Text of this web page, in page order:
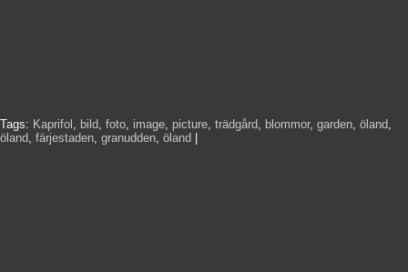
Tags: Kaprifol , bild, foto, image, picture, trädgård, blommor, garden, öland,
öland, färjestaden, granudden, öland